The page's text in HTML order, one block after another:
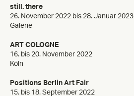
still. there
26. November 2022 bis 28. Januar 2023
Galerie
ART COLOGNE
16. bis 20. November 2022
Köln
Positions Berlin Art Fair
15. bis 18. September 2022